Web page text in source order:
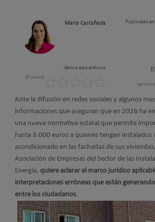
María Castañeda Publicado en
Valora este artículo
(0 votos)
agremia,
Ante la difusión en redes sociales y algunos
informaciones que aseguran que en 2026 ha
una nueva normativa estatal que permite
hasta 3.000 euros a quienes tengan instalados
acondicionado en las fachadas de sus viviendas,
Asociación de Empresas del Sector de las
Energía, quiere aclarar el marco jurídico
interpretaciones erróneas que están
entre los ciudadanos.